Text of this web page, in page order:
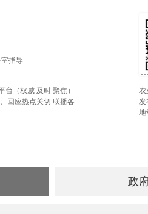
指导
（权威 及时 聚焦）
回应热点关切 联播各
农
发
地
政